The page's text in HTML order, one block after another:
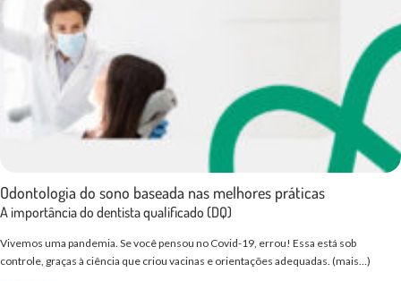
Odontologia do sono baseada nas melhores práticas
A importância do dentista qualificado (DQ)
Vivemos uma pandemia. Se você pensou no Covid-19, errou! Essa está sob
controle, graças à ciência que criou vacinas e orientações adequadas. (mais…)